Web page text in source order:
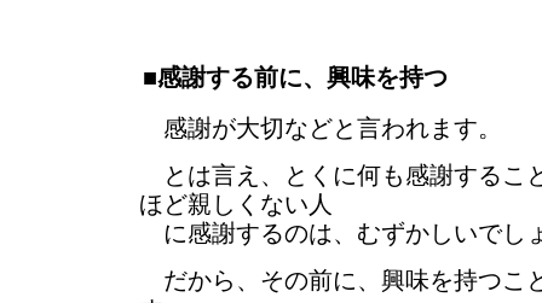
■感謝する前に、興味を持つ
感謝が大切などと言われます。
とは言え、とくに何も感謝するこ
ほど親しくない人
に感謝するのは、むずかしいでし
だから、その前に、興味を持つこ